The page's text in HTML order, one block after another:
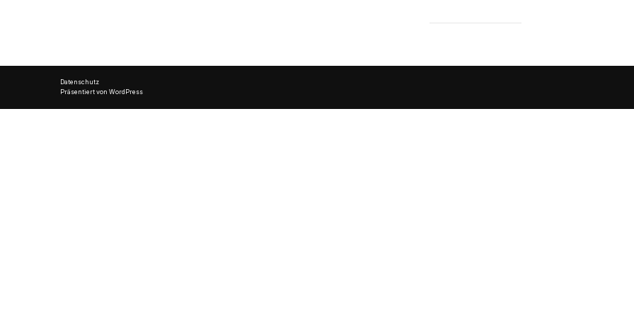
Datenschutz
Präsentiert von WordPress